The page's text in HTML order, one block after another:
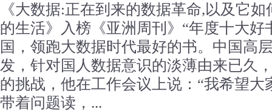
《大数据:正在到来的数据革命,以及它
的生活》入榜《亚洲周刊》“年度十大好
国，领跑大数据时代最好的书。中国高
发，针对国人数据意识的淡薄由来已久
的挑战，他在工作会议上说：“我希望
带着问题读，...